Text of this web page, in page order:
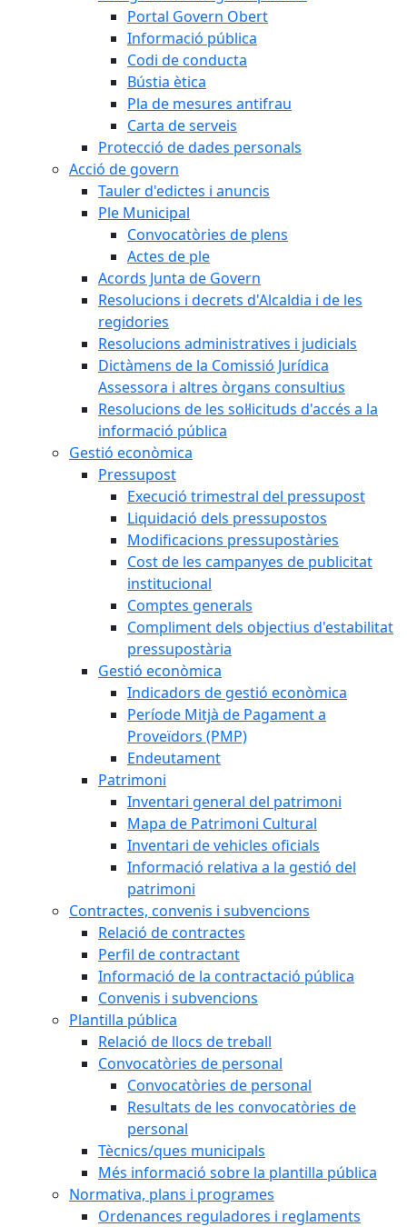
Portal Govern Obert
Informació pública
Codi de conducta
Bústia ètica
Pla de mesures antifrau
Carta de serveis
Protecció de dades personals
Acció de govern
Tauler d'edictes i anuncis
Ple Municipal
Convocatòries de plens
Actes de ple
Acords Junta de Govern
Resolucions i decrets d'Alcaldia i de les
regidories
Resolucions administratives i judicials
Dictàmens de la Comissió Jurídica
Assessora i altres òrgans consultius
Resolucions de les sol·licituds d'accés a la
informació pública
Gestió econòmica
Pressupost
Execució trimestral del pressupost
Liquidació dels pressupostos
Modificacions pressupostàries
Cost de les campanyes de publicitat
institucional
Comptes generals
Compliment dels objectius d'estabilitat
pressupostària
Gestió econòmica
Indicadors de gestió econòmica
Període Mitjà de Pagament a
Proveïdors (PMP)
Endeutament
Patrimoni
Inventari general del patrimoni
Mapa de Patrimoni Cultural
Inventari de vehicles oficials
Informació relativa a la gestió del
patrimoni
Contractes, convenis i subvencions
Relació de contractes
Perfil de contractant
Informació de la contractació pública
Convenis i subvencions
Plantilla pública
Relació de llocs de treball
Convocatòries de personal
Convocatòries de personal
Resultats de les convocatòries de
personal
Tècnics/ques municipals
Més informació sobre la plantilla pública
Normativa, plans i programes
Ordenances reguladores i reglaments